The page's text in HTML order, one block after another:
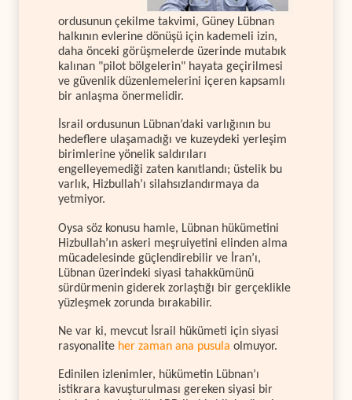
ordusunun çekilme takvimi, Güney Lübnan
halkının evlerine dönüşü için kademeli izin,
daha önceki görüşmelerde üzerinde mutabık
kalınan "pilot bölgelerin" hayata geçirilmesi
ve güvenlik düzenlemelerini içeren kapsamlı
bir anlaşma önermelidir.
İsrail ordusunun Lübnan’daki varlığının bu
hedeflere ulaşamadığı ve kuzeydeki yerleşim
birimlerine yönelik saldırıları
engelleyemediği zaten kanıtlandı; üstelik bu
varlık, Hizbullah’ı silahsızlandırmaya da
yetmiyor.
Oysa söz konusu hamle, Lübnan hükümetini
Hizbullah’ın askeri meşruiyetini elinden alma
mücadelesinde güçlendirebilir ve İran’ı,
Lübnan üzerindeki siyasi tahakkümünü
sürdürmenin giderek zorlaştığı bir gerçeklikle
yüzleşmek zorunda bırakabilir.
Ne var ki, mevcut İsrail hükümeti için siyasi
rasyonalite her zaman ana pusula olmuyor.
Edinilen izlenimler, hükümetin Lübnan’ı
istikrara kavuşturulması gereken siyasi bir